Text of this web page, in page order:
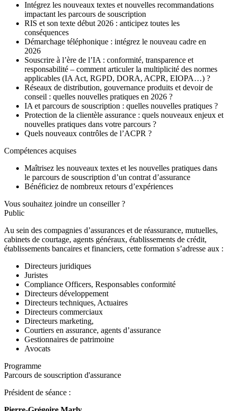
Intégrez les nouveaux textes et nouvelles recommandations
impactant les parcours de souscription
RIS et son texte début 2026 : anticipez toutes les
conséquences
Démarchage téléphonique : intégrez le nouveau cadre en
2026
Souscrire à l’ère de l’IA : conformité, transparence et
responsabilité – comment articuler la multiplicité des normes
applicables (IA Act, RGPD, DORA, ACPR, EIOPA…) ?
Réseaux de distribution, gouvernance produits et devoir de
conseil : quelles nouvelles pratiques en 2026 ?
IA et parcours de souscription : quelles nouvelles pratiques ?
Protection de la clientèle assurance : quels nouveaux enjeux et
nouvelles pratiques dans votre parcours ?
Quels nouveaux contrôles de l’ACPR ?
Compétences acquises
Maîtrisez les nouveaux textes et les nouvelles pratiques dans
le parcours de souscription d’un contrat d’assurance
Bénéficiez de nombreux retours d’expériences
Vous souhaitez joindre un conseiller ?
Public
Au sein des compagnies d’assurances et de réassurance, mutuelles,
cabinets de courtage, agents généraux, établissements de crédit,
établissements bancaires et financiers, cette formation s’adresse aux :
Directeurs juridiques
Juristes
Compliance Officers, Responsables conformité
Directeurs développement
Directeurs techniques, Actuaires
Directeurs commerciaux
Directeurs marketing,
Courtiers en assurance, agents d’assurance
Gestionnaires de patrimoine
Avocats
Programme
Parcours de souscription d'assurance
Président de séance :